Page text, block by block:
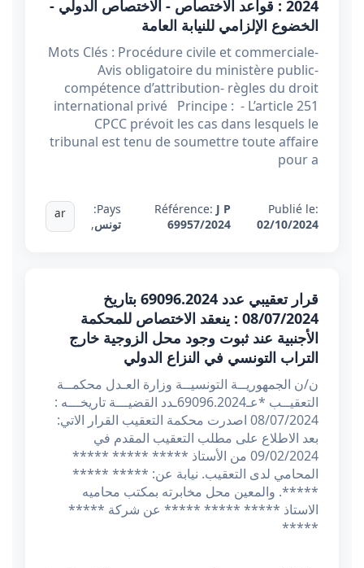
2024 : قواعد الاختصاص - الاختصاص الدولي -
الخضوع الإلزامي للنيابة العامة
Mots Clés : Procédure civile et commerciale-
Avis obligatoire du ministère public-
compétence d’attribution- règles du droit
international privé Principe : - L’article 251
CPCC prévoit les cas dans lesquels le
tribunal est tenu de soumettre toute affaire
pour a
Publié le:
02/10/2024
Référence: J P
69957/2024
Pays:
تونس,
ar
قرار تعقيبي عدد 69096.2024 بتاريخ
08/07/2024 : ينعقد الاختصاص للمحكمة
الأجنبية عند ثبوت وجود محل الزوجية خارج
التراب التونسي في النزاع الدولي
ن/ن الجمهوريــة التونسيــة وزارة العـدل محكمــة
التعقيــب *عـ69096.2024ـدد القضيـــة تاريخـــه :
08/07/2024 اصدرت محكمة التعقيب القرار الاتي:
بعد الاطلاع على مطلب التعقيب المقدم في
09/02/2024 من الأستاذ ***** ***** *****
المحامي لدى التعقيب. نيابة عن: ***** *****
*****. والمعين محل مخابرته بمكتب محاميه
الاستاذ ***** ***** ***** عن شركة *****
*****